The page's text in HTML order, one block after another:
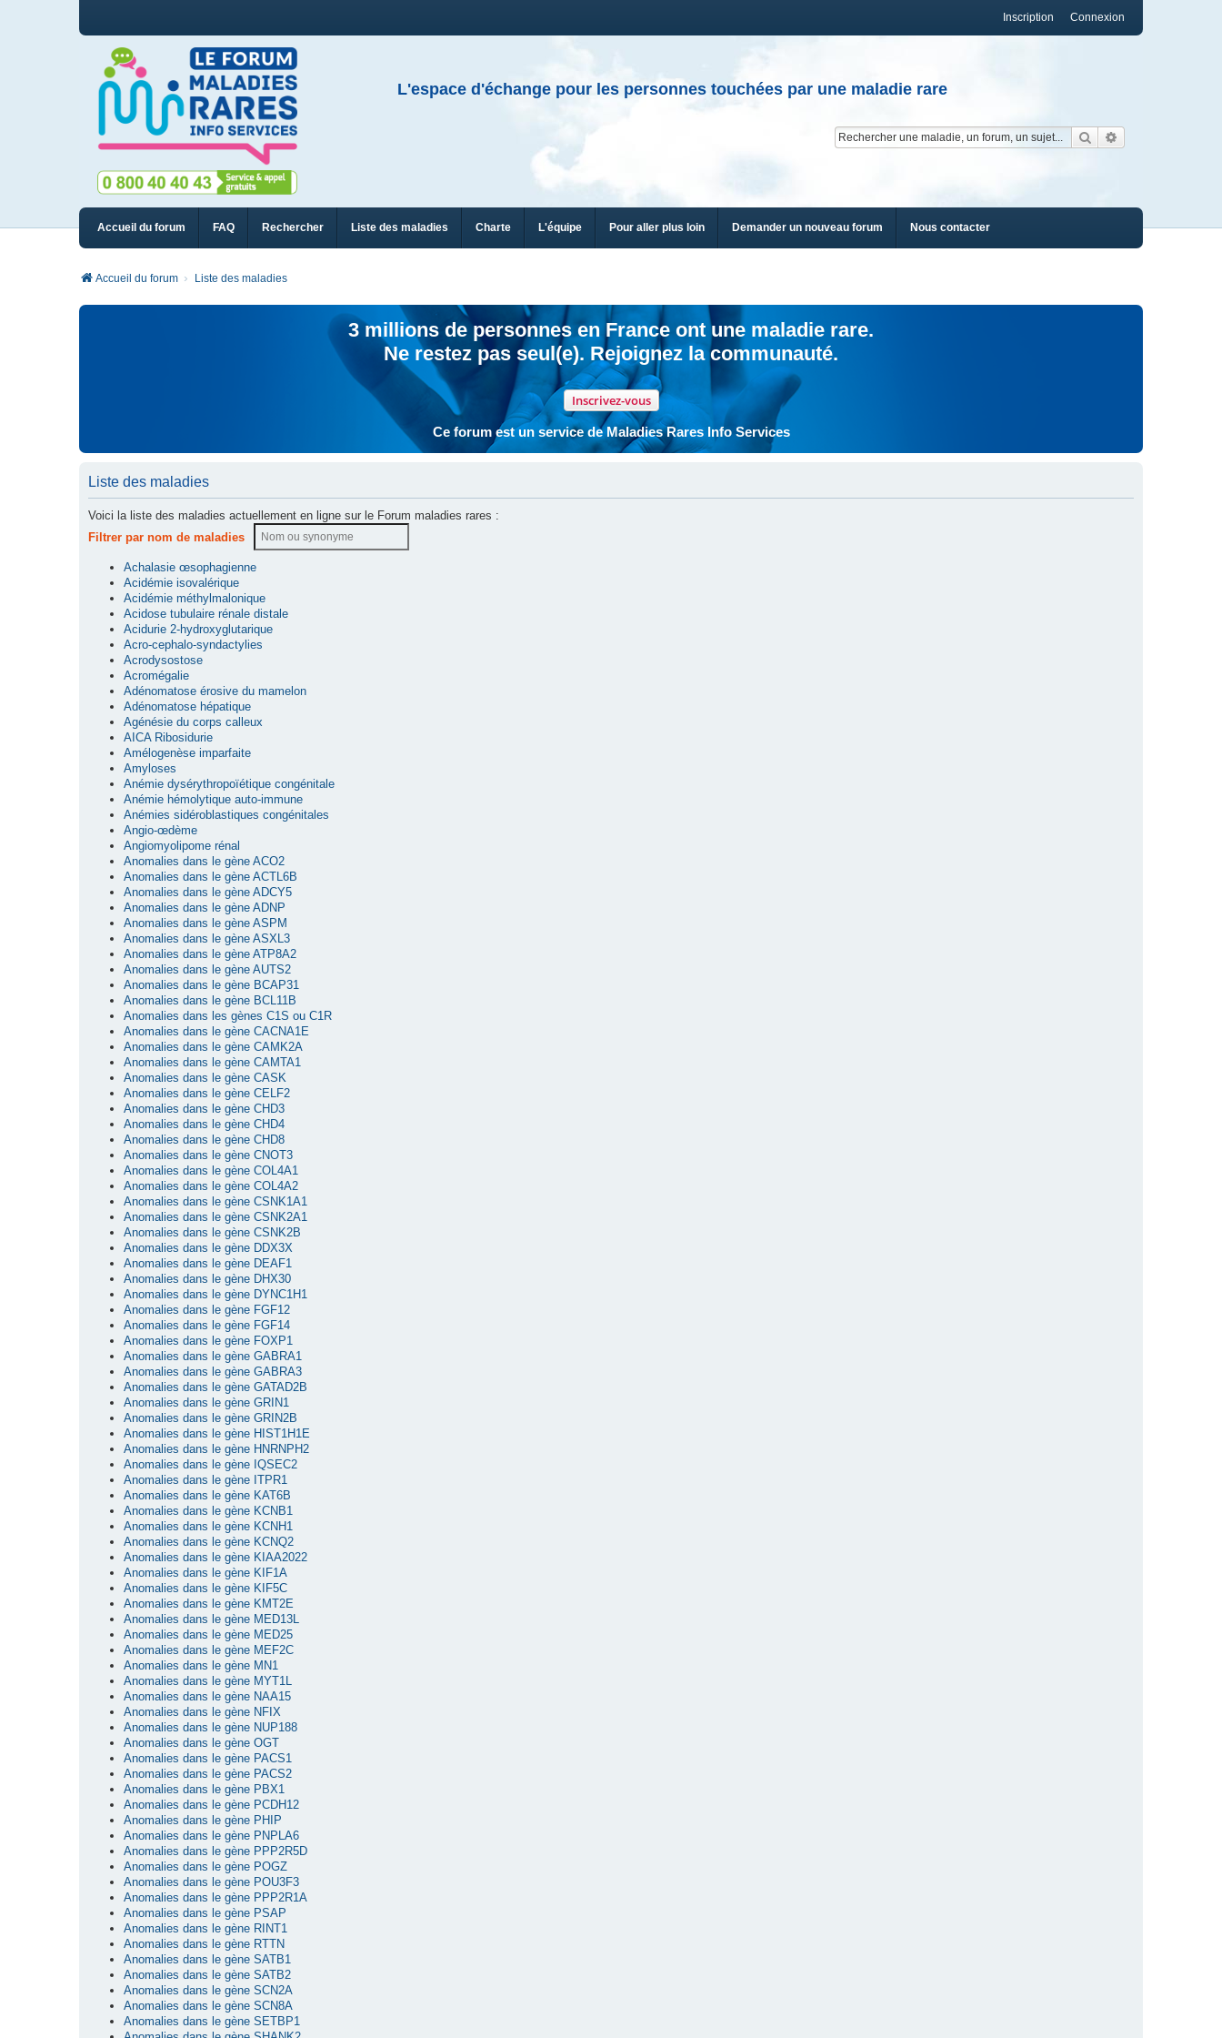
Connexion
Inscription
L'espace d'échange pour les personnes touchées par une maladie rare
Rechercher
Accueil du forum FAQ Rechercher Liste des maladies Charte L'équipe Pour aller plus loin Demander un nouveau forum Nous contacter
Accueil du forum Liste des maladies
3 millions de personnes en France ont une maladie rare.
Ne restez pas seul(e). Rejoignez la communauté.
Inscrivez-vous
Ce forum est un service de Maladies Rares Info Services
Liste des maladies
Voici la liste des maladies actuellement en ligne sur le Forum maladies rares :
Filtrer par nom de maladies
Achalasie œsophagienne
Acidémie isovalérique
Acidémie méthylmalonique
Acidose tubulaire rénale distale
Acidurie 2-hydroxyglutarique
Acro-cephalo-syndactylies
Acrodysostose
Acromégalie
Adénomatose érosive du mamelon
Adénomatose hépatique
Agénésie du corps calleux
AICA Ribosidurie
Amélogenèse imparfaite
Amyloses
Anémie dysérythropoïétique congénitale
Anémie hémolytique auto-immune
Anémies sidéroblastiques congénitales
Angio-œdème
Angiomyolipome rénal
Anomalies dans le gène ACO2
Anomalies dans le gène ACTL6B
Anomalies dans le gène ADCY5
Anomalies dans le gène ADNP
Anomalies dans le gène ASPM
Anomalies dans le gène ASXL3
Anomalies dans le gène ATP8A2
Anomalies dans le gène AUTS2
Anomalies dans le gène BCAP31
Anomalies dans le gène BCL11B
Anomalies dans les gènes C1S ou C1R
Anomalies dans le gène CACNA1E
Anomalies dans le gène CAMK2A
Anomalies dans le gène CAMTA1
Anomalies dans le gène CASK
Anomalies dans le gène CELF2
Anomalies dans le gène CHD3
Anomalies dans le gène CHD4
Anomalies dans le gène CHD8
Anomalies dans le gène CNOT3
Anomalies dans le gène COL4A1
Anomalies dans le gène COL4A2
Anomalies dans le gène CSNK1A1
Anomalies dans le gène CSNK2A1
Anomalies dans le gène CSNK2B
Anomalies dans le gène DDX3X
Anomalies dans le gène DEAF1
Anomalies dans le gène DHX30
Anomalies dans le gène DYNC1H1
Anomalies dans le gène FGF12
Anomalies dans le gène FGF14
Anomalies dans le gène FOXP1
Anomalies dans le gène GABRA1
Anomalies dans le gène GABRA3
Anomalies dans le gène GATAD2B
Anomalies dans le gène GRIN1
Anomalies dans le gène GRIN2B
Anomalies dans le gène HIST1H1E
Anomalies dans le gène HNRNPH2
Anomalies dans le gène IQSEC2
Anomalies dans le gène ITPR1
Anomalies dans le gène KAT6B
Anomalies dans le gène KCNB1
Anomalies dans le gène KCNH1
Anomalies dans le gène KCNQ2
Anomalies dans le gène KIAA2022
Anomalies dans le gène KIF1A
Anomalies dans le gène KIF5C
Anomalies dans le gène KMT2E
Anomalies dans le gène MED13L
Anomalies dans le gène MED25
Anomalies dans le gène MEF2C
Anomalies dans le gène MN1
Anomalies dans le gène MYT1L
Anomalies dans le gène NAA15
Anomalies dans le gène NFIX
Anomalies dans le gène NUP188
Anomalies dans le gène OGT
Anomalies dans le gène PACS1
Anomalies dans le gène PACS2
Anomalies dans le gène PBX1
Anomalies dans le gène PCDH12
Anomalies dans le gène PHIP
Anomalies dans le gène PNPLA6
Anomalies dans le gène PPP2R5D
Anomalies dans le gène POGZ
Anomalies dans le gène POU3F3
Anomalies dans le gène PPP2R1A
Anomalies dans le gène PSAP
Anomalies dans le gène RINT1
Anomalies dans le gène RTTN
Anomalies dans le gène SATB1
Anomalies dans le gène SATB2
Anomalies dans le gène SCN2A
Anomalies dans le gène SCN8A
Anomalies dans le gène SETBP1